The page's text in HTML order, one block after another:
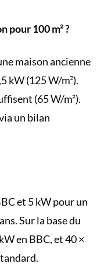
pour 100 m² ?
maison ancienne
kW (125 W/m²).
(65 W/m²).
un bilan
et 5 kW pour un
Sur la base du
en BBC, et 40 ×